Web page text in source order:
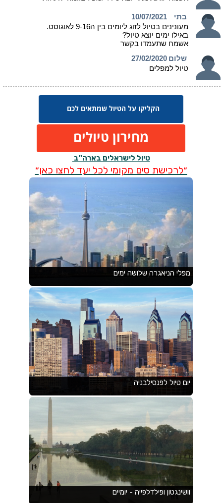
הקליקו על הטיול שמתאים לכם
טיול לישראלים בארה"ב
מחירון טיולים
״לרכישת סים מקומי לכל יעד לחצו כאן״